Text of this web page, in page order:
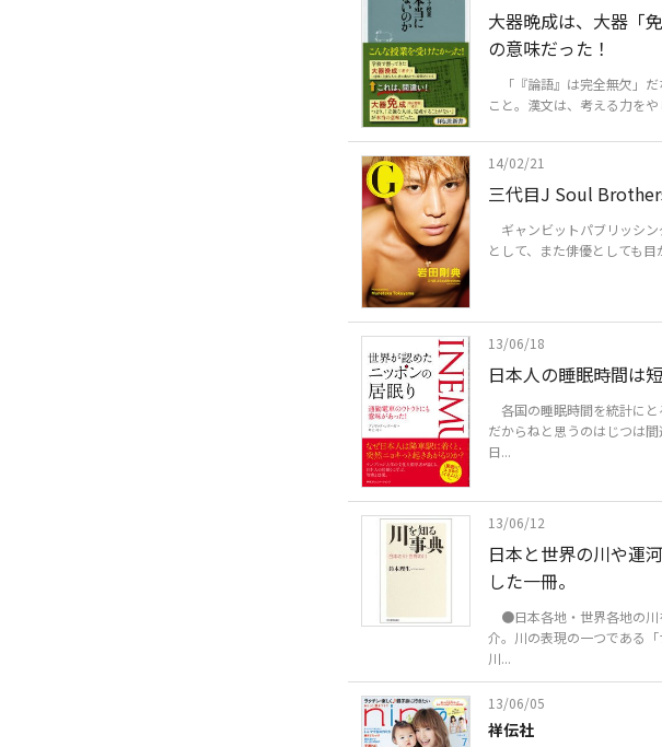
大器晩成は、大器「
の意味だった！
「『論語』は完全無欠」だ
こと。漢文は、考える力を
14/02/21
三代目J Soul
ギャンビットパブリッシ
として、また俳優としても
13/06/18
日本人の睡眠時間は
各国の睡眠時間を統計に
だからねと思うのはじつは
日...
13/06/12
日本と世界の川や運
した一冊。
●日本各地・世界各地の川
介。川の表現の一つである
川...
13/06/05
祥伝社